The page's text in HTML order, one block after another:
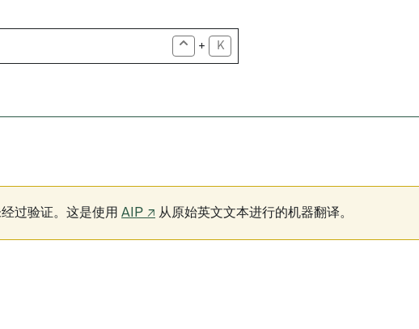
+ K
过验证。这是使用 AIP ↗ 从原始英文文本进行的机器翻译。